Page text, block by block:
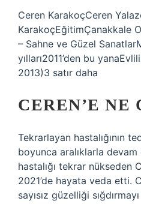
Ceren KarakoçCeren
KarakoçEğitimÇanakkale
– Sahne ve Güzel
yılları2011’den bu
2013)3 satır daha
CEREN’E NE
Tekrarlayan hastalığının
boyunca aralıklarla devam
hastalığı tekrar nükseden
2021’de hayata veda etti.
sayısız güzelliği